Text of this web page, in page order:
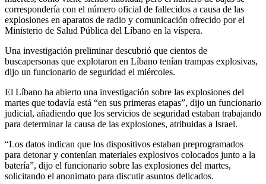
correspondería con el número oficial de fallecidos a causa de las
explosiones en aparatos de radio y comunicación ofrecido por el
Ministerio de Salud Pública del Líbano en la víspera.
Una investigación preliminar descubrió que cientos de
buscapersonas que explotaron en Líbano tenían trampas explosivas,
dijo un funcionario de seguridad el miércoles.
El Líbano ha abierto una investigación sobre las explosiones del
martes que todavía está “en sus primeras etapas”, dijo un funcionario
judicial, añadiendo que los servicios de seguridad estaban trabajando
para determinar la causa de las explosiones, atribuidas a Israel.
“Los datos indican que los dispositivos estaban preprogramados
para detonar y contenían materiales explosivos colocados junto a la
batería”, dijo el funcionario sobre las explosiones del martes,
solicitando el anonimato para discutir asuntos delicados.